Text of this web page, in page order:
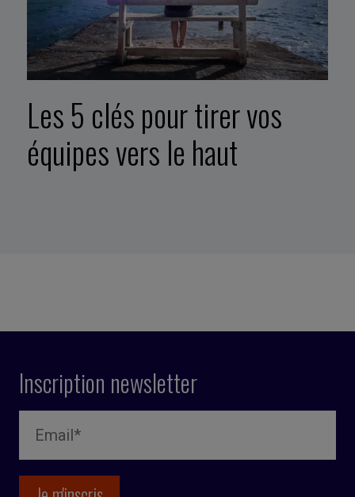
Les 5 clés pour tirer vos
équipes vers le haut
Inscription newsletter